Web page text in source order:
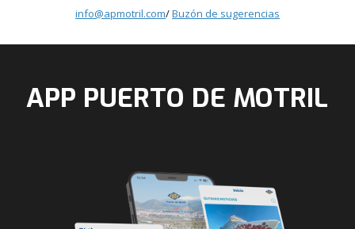
info@apmotril.com/Buzón de sugerencias
APP PUERTO DE MOTRIL